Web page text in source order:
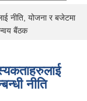
नीति, योजना र बजेटमा
बैंठक
नीति